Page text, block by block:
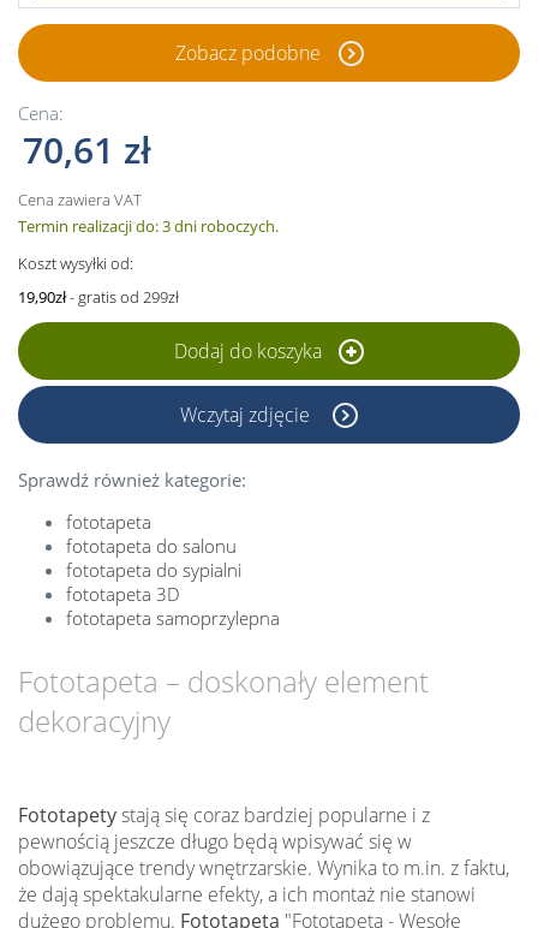
Zobacz podobne
Cena:
70,61 zł
Cena zawiera VAT
Termin realizacji do: 3 dni roboczych.
Koszt wysyłki od:
19,90zł- gratis od 299zł
Dodaj do koszyka
Wczytaj zdjęcie
Sprawdź również kategorie:
fototapeta
fototapeta do salonu
fototapeta do sypialni
fototapeta 3D
fototapeta samoprzylepna
Fototapeta – doskonały element
dekoracyjny
Fototapetystają się coraz bardziej popularne i z
pewnością jeszcze długo będą wpisywać się w
obowiązujące trendy wnętrzarskie. Wynika to m.in. z faktu,
że dają spektakularne efekty, a ich montaż nie stanowi
dużego problemu. Fototapeta "Fototapeta - Wesołe